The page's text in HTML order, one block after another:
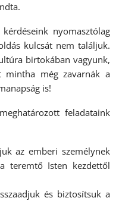
nyomasztólag
kulcsát nem találjuk.
birtokában vagyunk,
mintha még zavarnák a
is!
feladataink
az emberi személynek
teremtő Isten kezdettől
és biztosítsuk a